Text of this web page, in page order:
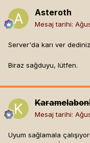
Asteroth
Mesaj tarihi:
Server'da karı ver
Biraz sağduyu, lütfen.
Mesaj tarihi:
Uyum sağlamala